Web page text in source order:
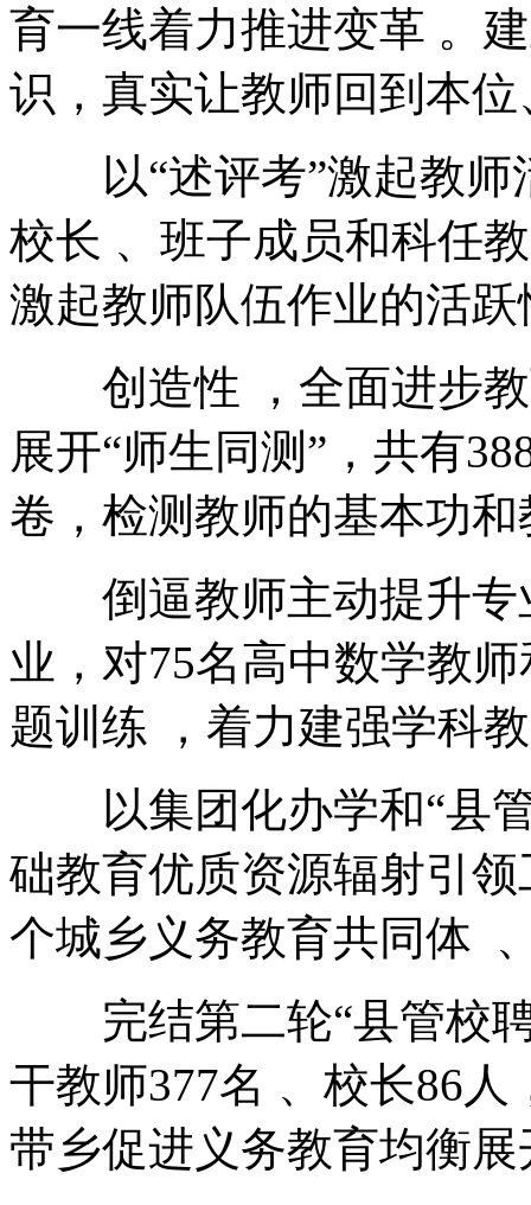
育一线着力推进变革 
识，真实让教师回到本位
以“述评考”激起教师活力
校长 、班子成员和科任
激起教师队伍作业的活跃性
创造性 ，全面进步
展开“师生同测”，共有
卷，检测教师的基本功和
倒逼教师主动提升专业
业，对75名高中数学
题训练 ，着力建强学科
以集团化办学和“县管校
础教育优质资源辐射引领工
个城乡义务教育共同体  、
完结第二轮“县管校聘”作
干教师377名 、校长86人
带乡促进义务教育均衡展